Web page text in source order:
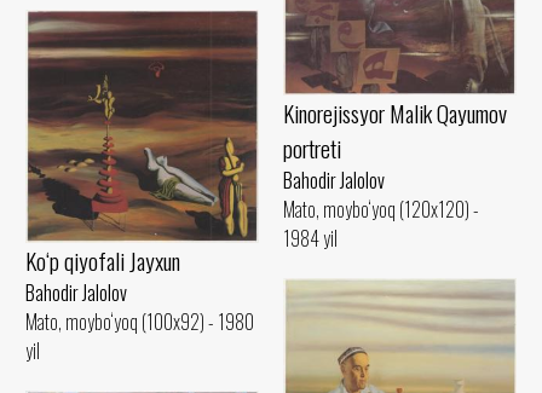
Kinorejissyor Malik Qayumov
portreti
Bahodir Jalolov
Mato, moybo‘yoq (120x120) -
1984 yil
Ko‘p qiyofali Jayxun
Bahodir Jalolov
Mato, moybo‘yoq (100x92) - 1980
yil